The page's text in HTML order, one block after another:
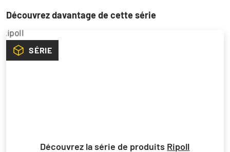
Découvrez davantage de cette série
SÉRIE
Découvrez la série de produits Ripoll